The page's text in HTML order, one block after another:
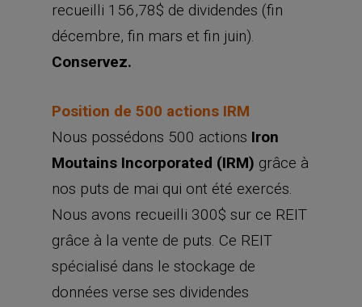
recueilli 156,78$ de dividendes (fin
décembre, fin mars et fin juin).
Conservez.
Position de 500 actions IRM
Nous possédons 500 actions Iron
Moutains Incorporated (IRM) grâce à
nos puts de mai qui ont été exercés.
Nous avons recueilli 300$ sur ce REIT
grâce à la vente de puts. Ce REIT
spécialisé dans le stockage de
données verse ses dividendes